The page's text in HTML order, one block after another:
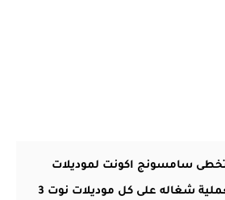
تخطى سامسونج اكونت لموديلات